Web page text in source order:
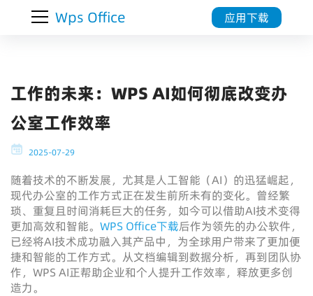
Wps Office 应用下载
工作的未来：WPS AI如何彻底改变办
公室工作效率
2025-07-29
随着技术的不断发展，尤其是人工智能（AI）的迅猛崛起，
现代办公室的工作方式正在发生前所未有的变化。曾经繁
琐、重复且时间消耗巨大的任务，如今可以借助AI技术变得
更加高效和智能。 WPS Office下载后作为领先的办公软件，
已经将AI技术成功融入其产品中，为全球用户带来了更加便
捷和智能的工作方式。从文档编辑到数据分析，再到团队协
作，WPS AI正帮助企业和个人提升工作效率，释放更多创
造力。